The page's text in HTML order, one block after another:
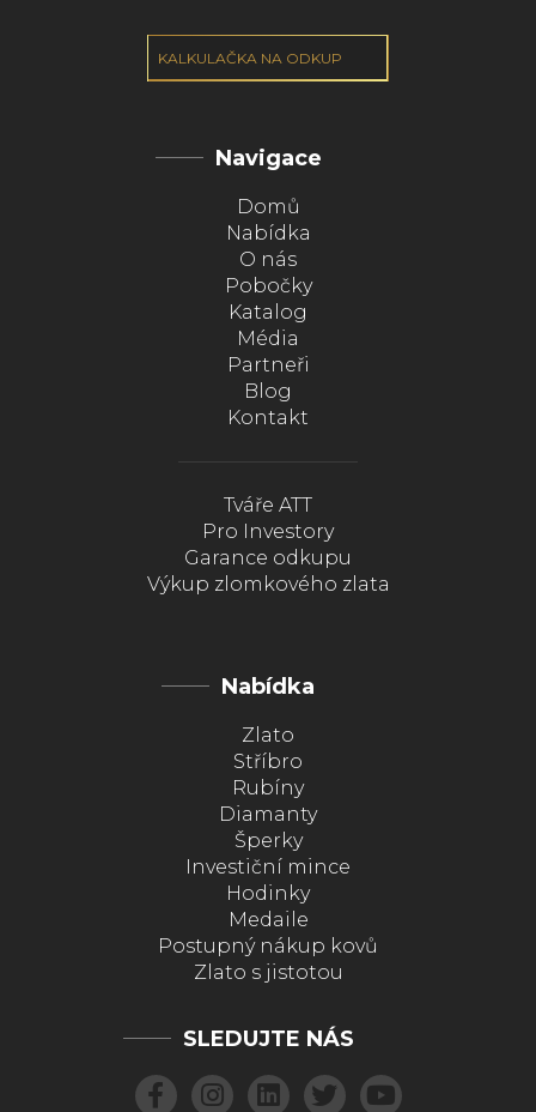
KALKULAČKA NA ODKUP
Navigace
Domů
Nabídka
O nás
Pobočky
Katalog
Média
Partneři
Blog
Kontakt
Tváře ATT
Pro Investory
Garance odkupu
Výkup zlomkového zlata
Nabídka
Zlato
Stříbro
Rubíny
Diamanty
Šperky
Investiční mince
Hodinky
Medaile
Postupný nákup kovů
Zlato s jistotou
SLEDUJTE NÁS